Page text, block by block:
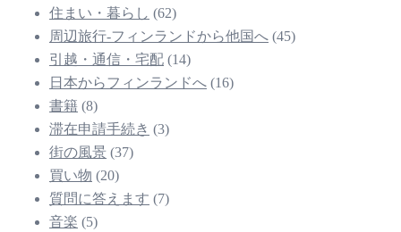
住まい・暮らし (62)
周辺旅行-フィンランドから他国へ (45)
引越・通信・宅配 (14)
日本からフィンランドへ (16)
書籍 (8)
滞在申請手続き (3)
街の風景 (37)
買い物 (20)
質問に答えます (7)
音楽 (5)